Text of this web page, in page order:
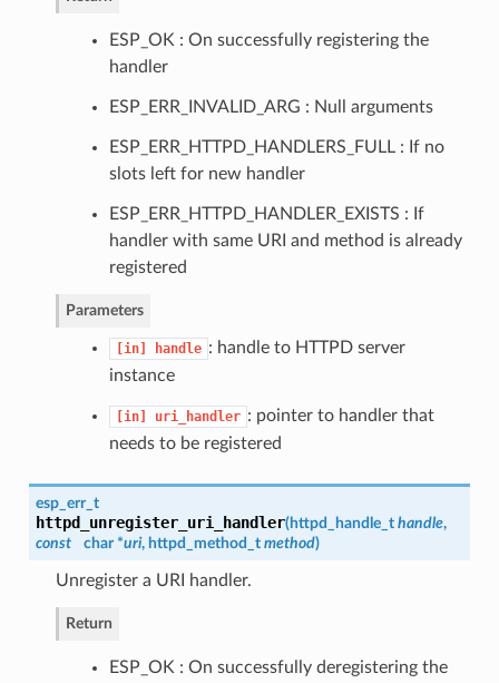
ESP_OK : On successfully registering the
handler
ESP_ERR_INVALID_ARG : Null arguments
ESP_ERR_HTTPD_HANDLERS_FULL : If no
slots left for new handler
ESP_ERR_HTTPD_HANDLER_EXISTS : If
handler with same URI and method is already
registered
Parameters
[in] handle : handle to HTTPD server
instance
[in] uri_handler : pointer to handler that
needs to be registered
esp_err_t
httpd_unregister_uri_handler(httpd_handle_t handle,
const
char *uri, httpd_method_t method)
Unregister a URI handler.
Return
ESP_OK : On successfully deregistering the